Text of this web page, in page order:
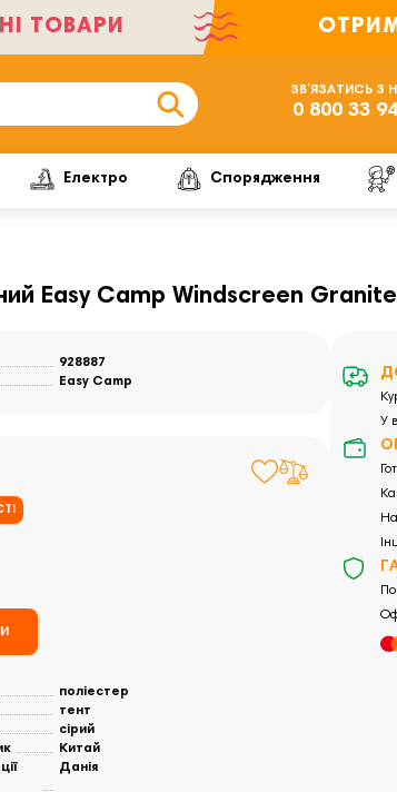
ТОВАРИ
ЗВ’ЯЗАТИСЬ З
0 800 33
Електро Спорядження
Easy Camp Windscreen
928887
Easy Camp
поліестер
тент
сірий
Китай
Данія
У